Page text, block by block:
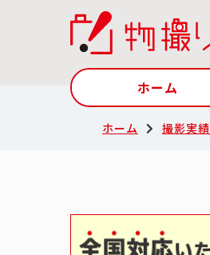
ホーム
ホーム 撮影実績